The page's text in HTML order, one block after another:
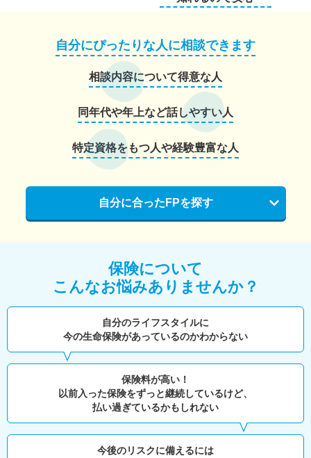
自分にぴったりな人に相談できます
相談内容について得意な人
同年代や年上など話しやすい人
特定資格をもつ人や経験豊富な人
自分に合ったFPを探す
保険について
こんなお悩みありませんか？
自分のライフスタイルに
今の生命保険があっているのかわからない
保険料が高い！
以前入った保険をずっと継続しているけど、
払い過ぎているかもしれない
今後のリスクに備えるには